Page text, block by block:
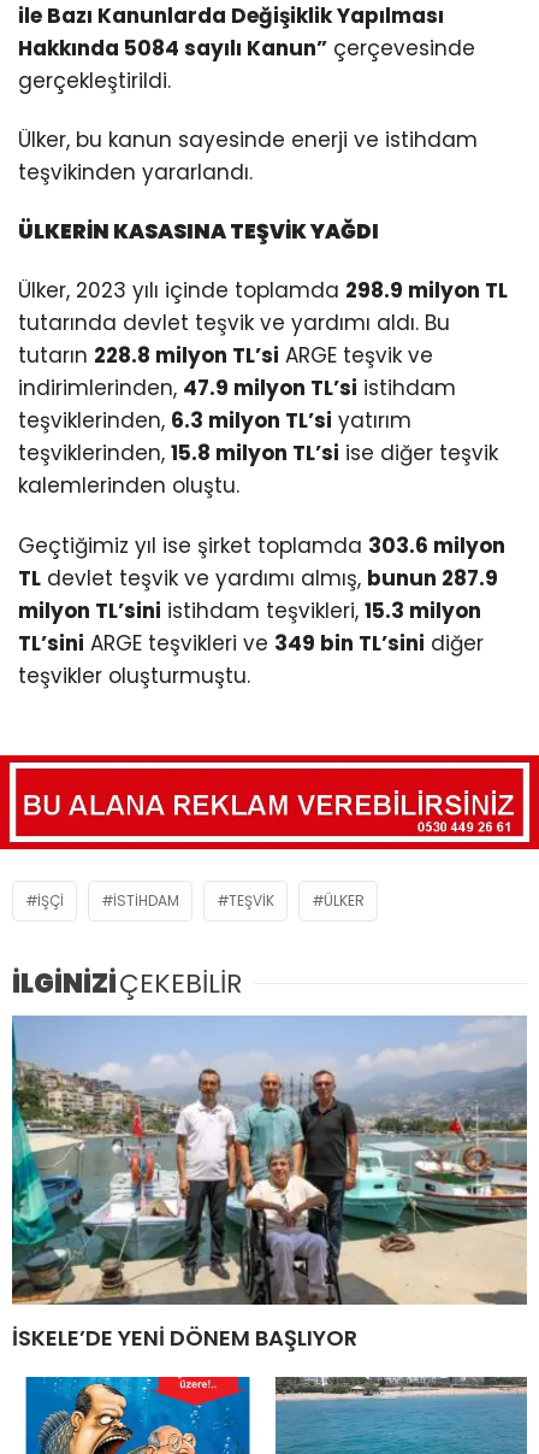
ile Bazı Kanunlarda Değişiklik Yapılması
Hakkında 5084 sayılı Kanun” çerçevesinde
gerçekleştirildi.
Ülker, bu kanun sayesinde enerji ve istihdam
teşvikinden yararlandı.
ÜLKERİN KASASINA TEŞVİK YAĞDI
Ülker, 2023 yılı içinde toplamda 298.9 milyon TL
tutarında devlet teşvik ve yardımı aldı. Bu
tutarın 228.8 milyon TL’si ARGE teşvik ve
indirimlerinden, 47.9 milyon TL’si istihdam
teşviklerinden, 6.3 milyon TL’si yatırım
teşviklerinden, 15.8 milyon TL’si ise diğer teşvik
kalemlerinden oluştu.
Geçtiğimiz yıl ise şirket toplamda 303.6 milyon
TL devlet teşvik ve yardımı almış, bunun 287.9
milyon TL’sini istihdam teşvikleri, 15.3 milyon
TL’sini ARGE teşvikleri ve 349 bin TL’sini diğer
teşvikler oluşturmuştu.
İŞÇI İSTIHDAM TEŞVIK ÜLKER
İLGİNİZİÇEKEBİLİR
İSKELE’DE YENİ DÖNEM BAŞLIYOR